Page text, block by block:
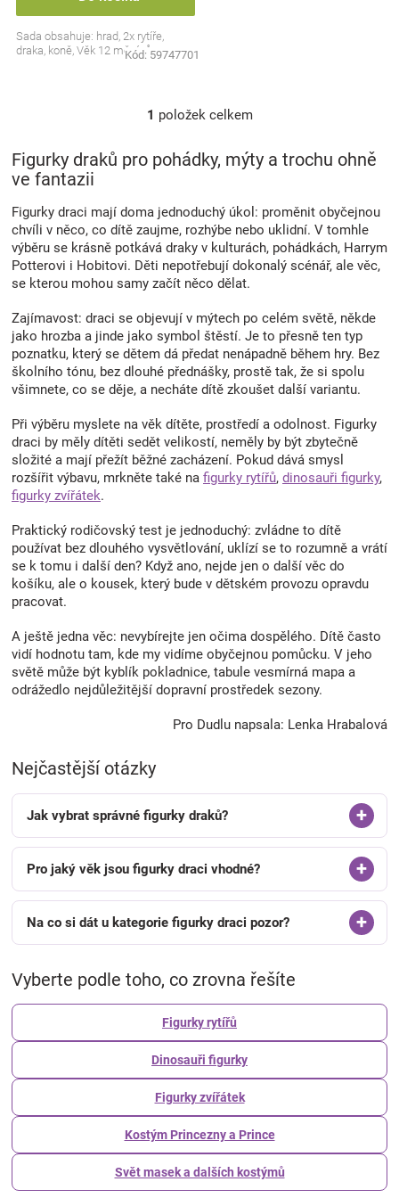
Značky
Přihlášení
Sada obsahuje: hrad, 2x rytíře,
draka, koně, Věk 12 měsíců+
Kód: 59747701
O
l
a
c
í
p
r
v
y
v
ý
p
i
u
1 položek celkem
Figurky draků pro pohádky, mýty a trochu ohně
ve fantazii
Figurky draci mají doma jednoduchý úkol: proměnit obyčejnou
chvíli v něco, co dítě zaujme, rozhýbe nebo uklidní. V tomhle
výběru se krásně potkává draky v kulturách, pohádkách, Harrym
Potterovi i Hobitovi. Děti nepotřebují dokonalý scénář, ale věc,
se kterou mohou samy začít něco dělat.
Zajímavost: draci se objevují v mýtech po celém světě, někde
jako hrozba a jinde jako symbol štěstí. Je to přesně ten typ
poznatku, který se dětem dá předat nenápadně během hry. Bez
školního tónu, bez dlouhé přednášky, prostě tak, že si spolu
všimnete, co se děje, a necháte dítě zkoušet další variantu.
Při výběru myslete na věk dítěte, prostředí a odolnost. Figurky
draci by měly dítěti sedět velikostí, neměly by být zbytečně
složité a mají přežít běžné zacházení. Pokud dává smysl
rozšířit výbavu, mrkněte také na figurky rytířů, dinosauři figurky,
figurky zvířátek.
Praktický rodičovský test je jednoduchý: zvládne to dítě
používat bez dlouhého vysvětlování, uklízí se to rozumně a vrátí
se k tomu i další den? Když ano, nejde jen o další věc do
košíku, ale o kousek, který bude v dětském provozu opravdu
pracovat.
A ještě jedna věc: nevybírejte jen očima dospělého. Dítě často
vidí hodnotu tam, kde my vidíme obyčejnou pomůcku. V jeho
světě může být kyblík pokladnice, tabule vesmírná mapa a
odrážedlo nejdůležitější dopravní prostředek sezony.
Pro Dudlu napsala: Lenka Hrabalová
Nejčastější otázky
Jak vybrat správné figurky draků?
Pro jaký věk jsou figurky draci vhodné?
Na co si dát u kategorie figurky draci pozor?
Vyberte podle toho, co zrovna řešíte
Figurky rytířů
Dinosauři figurky
Figurky zvířátek
Kostým Princezny a Prince
Svět masek a dalších kostýmů